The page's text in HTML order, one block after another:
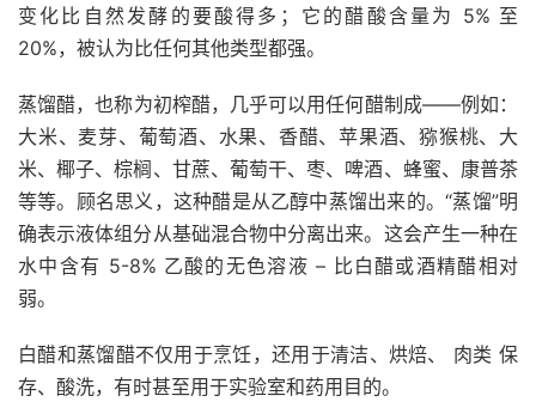
变化比自然发酵的要酸得多；它的醋酸含量为 5% 至
20%，被认为比任何其他类型都强。
蒸馏醋，也称为初榨醋，几乎可以用任何醋制成——例如：
大米、麦芽、葡萄酒、水果、香醋、苹果酒、猕猴桃、大
米、椰子、棕榈、甘蔗、葡萄干、枣、啤酒、蜂蜜、康普茶
等等。顾名思义，这种醋是从乙醇中蒸馏出来的。“蒸馏”明
确表示液体组分从基础混合物中分离出来。这会产生一种在
水中含有 5-8% 乙酸的无色溶液 – 比白醋或酒精醋相对
弱。
白醋和蒸馏醋不仅用于烹饪，还用于清洁、烘焙、 肉类保
存、酸洗，有时甚至用于实验室和药用目的。